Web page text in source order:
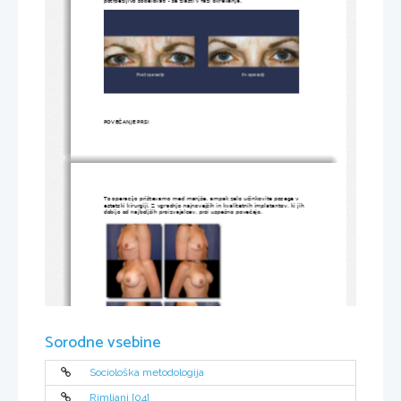
POVEČANJE PRSI
To operacijo prištevamo med manjše, ampak zelo učinkovite posege v
estetski kirurgiji. Z vgradnjo najnovejših in kvalitetnih implatantov, ki jih
dobijo od najboljših proizvajalcev, prsi uspešno povečajo.
LIPOSUKCIJA
Naravne ženske obline so dandanes velika pomanjkljivost. Telovadba,
Sorodne vsebine
Sociološka metodologija
Rimljani [04]